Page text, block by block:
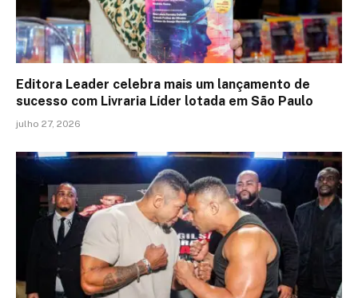
Editora Leader celebra mais um lançamento de
sucesso com Livraria Líder lotada em São Paulo
julho 27, 2026